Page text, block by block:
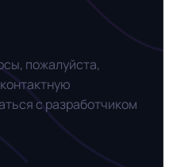
пожалуйста,
с разработчиком